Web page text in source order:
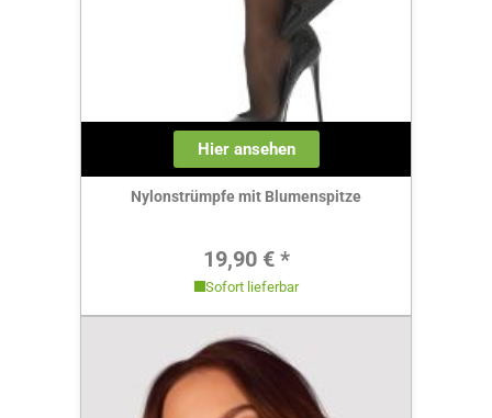
Hier ansehen
Nylonstrümpfe mit Blumenspitze
Regulärer Preis:
19,90 € *
Sofort lieferbar